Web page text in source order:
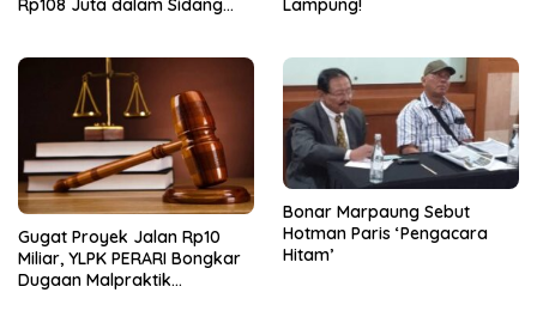
Rp108 Juta dalam Sidang
Lampung!
Gugat Proyek Jalan Rp10
Miliar, YLPK PERARI Bongkar
Dugaan Malpraktik
Bonar Marpaung Sebut
Hotman Paris ‘Pengacara
Hitam’